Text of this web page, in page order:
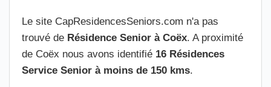
Le site CapResidencesSeniors.com n'a pas
trouvé de Résidence Senior à Coëx. A proximité
de Coëx nous avons identifié 16 Résidences
Service Senior à moins de 150 kms.